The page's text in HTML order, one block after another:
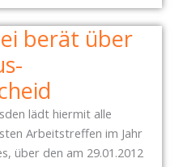
berät über
lädt hiermit alle
Arbeitstreffen im Jahr
über den am 29.01.2012